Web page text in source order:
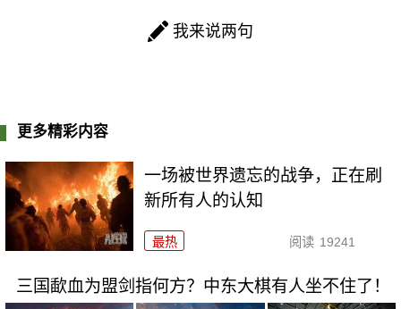
我来说两句
更多精彩内容
一场被世界遗忘的战争，正在刷
新所有人的认知
最热 阅读 19241
三国歃血为盟剑指何方？中东大棋有人坐不住了！